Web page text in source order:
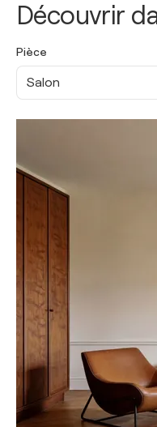
Découvrir
Pièce
Salon